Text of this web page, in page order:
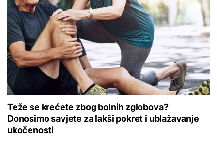
Teže se krećete zbog bolnih zglobova?
Donosimo savjete za lakši pokret i ublažavanje
ukočenosti